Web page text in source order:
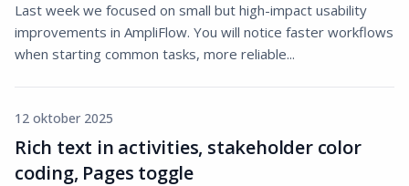
Last week we focused on small but high-impact usability
improvements in AmpliFlow. You will notice faster workflows
when starting common tasks, more reliable...
12 oktober 2025
Rich text in activities, stakeholder color
coding, Pages toggle